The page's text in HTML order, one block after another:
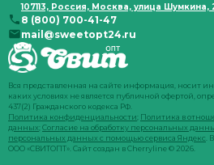
107113, Россия, Москва, улица Шумкина,
8 (800) 700-41-47
mail@sweetopt24.ru
Вся представленная на сайте информация, носит
каких условиях не является публичной офертой,
437(2) Гражданского кодекса РФ.
Политика конфиденциальности; Политика в
данных; Согласие на обработку персональных
персональных данных с помощью сервиса Яндекс .
ООО «СВИТОПТ». Сайт создан вCherryline© 2026.